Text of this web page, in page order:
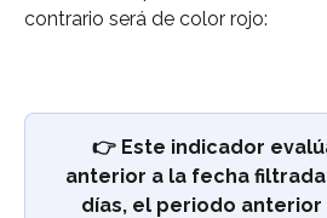
contrario será de color rojo:
👉 Este indicador
anterior a la fecha
días, el periodo anterior